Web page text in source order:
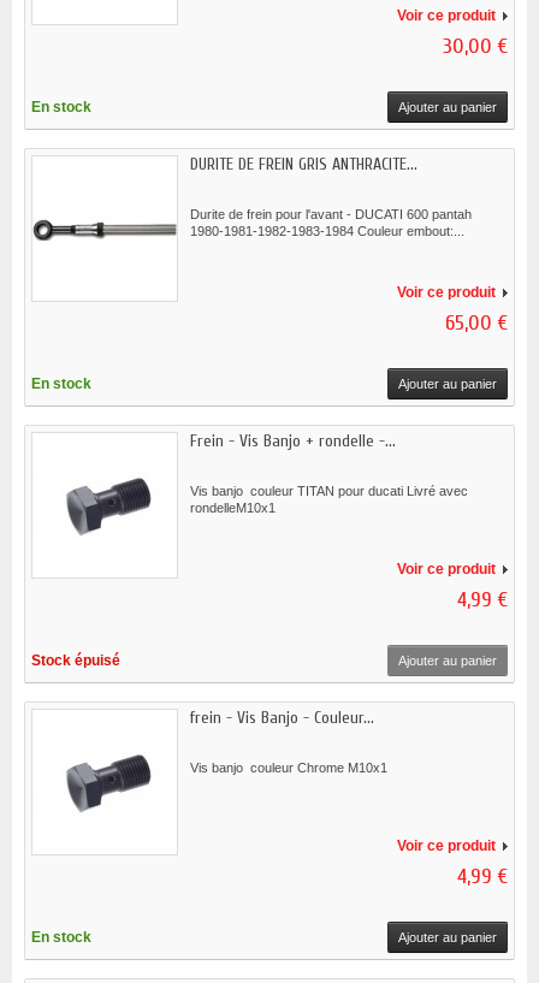
Voir ce produit
30,00 €
En stock Ajouter au panier
DURITE DE FREIN GRIS ANTHRACITE...
Durite de frein pour l'avant - DUCATI 600 pantah
1980-1981-1982-1983-1984 Couleur embout:...
Voir ce produit
65,00 €
En stock Ajouter au panier
Frein - Vis Banjo + rondelle -...
Vis banjo couleur TITAN pour ducati Livré avec
rondelleM10x1
Voir ce produit
4,99 €
Stock épuisé Ajouter au panier
frein - Vis Banjo - Couleur...
Vis banjo couleur Chrome M10x1
Voir ce produit
4,99 €
En stock Ajouter au panier